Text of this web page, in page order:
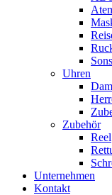
Uhren
Zubehör
Reel
Unternehmen
Kontakt